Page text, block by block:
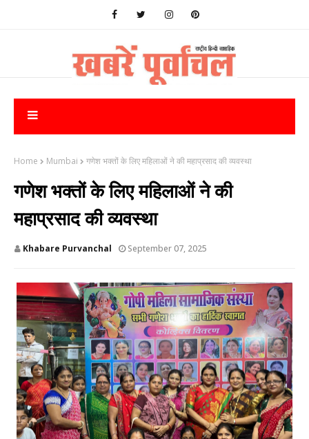
Home Mumbai गणेश भक्तों के लिए महिलाओं ने की महाप्रसाद की व्यवस्था
गणेश भक्तों के लिए महिलाओं ने की
महाप्रसाद की व्यवस्था
Khabare Purvanchal September 07, 2025